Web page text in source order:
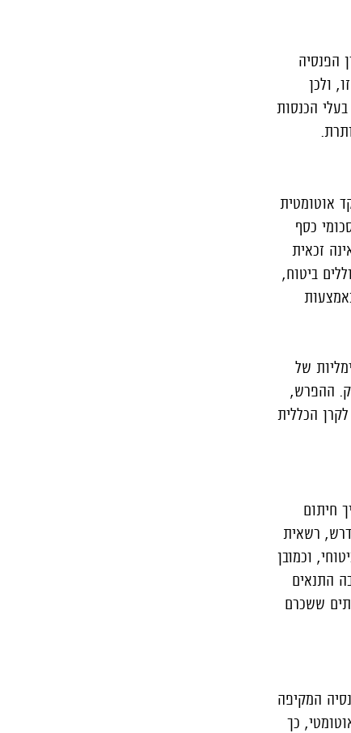
הפנסיה
הזו, ולכן
הכנסות
אוטומטית
כסף
זכאית
ביטוח,
מינימליות של
בחוק. ההפרש,
לקרן הכללית
חיתום
רשאית
וכמובן
התנאים
ששכרם
המקיפה
כך